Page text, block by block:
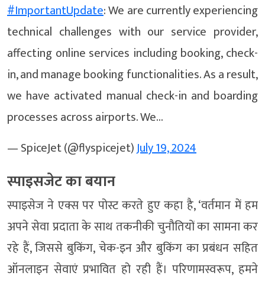
#ImportantUpdate: We are currently experiencing
technical challenges with our service provider,
affecting online services including booking, check-
in, and manage booking functionalities. As a result,
we have activated manual check-in and boarding
processes across airports. We…
— SpiceJet (@flyspicejet)July 19, 2024
स्पाइसजेट का बयान
स्पाइसेज ने एक्स पर पोस्ट करते हुए कहा है, ‘वर्तमान में हम
अपने सेवा प्रदाता के साथ तकनीकी चुनौतियों का सामना कर
रहे हैं, जिससे बुकिंग, चेक-इन और बुकिंग का प्रबंधन सहित
ऑनलाइन सेवाएं प्रभावित हो रही हैं। परिणामस्वरूप, हमने